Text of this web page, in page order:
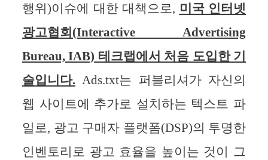
행위)이슈에 대한 대책으로, 미국 인터넷
광고협회(Interactive Advertising
Bureau, IAB) 테크랩에서 처음 도입한 기
술입니다. Ads.txt는 퍼블리셔가 자신의
웹 사이트에 추가로 설치하는 텍스트 파
일로, 광고 구매자 플랫폼(DSP)의 투명한
인벤토리로 광고 효율을 높이는 것이 그